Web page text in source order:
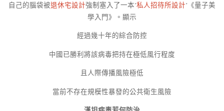
自己的腦袋被退休宅設計強制塞入了一本*私人招待所設計*《量子美
學入門》。顯示
經過幾十年的綜合防控
中國已勝利將該病毒把持在極低風行程度
且人際傳播風險極低
當前不存在規模性暴發的公共衛生風險